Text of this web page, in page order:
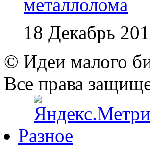
металлолома
18 Декабрь
© Идеи малого
Все права
Разное